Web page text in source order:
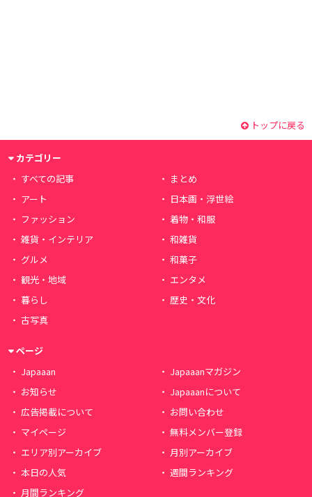
トップに戻る
カテゴリー
すべての記事
まとめ
アート
日本画・浮世絵
ファッション
着物・和服
雑貨・インテリア
和雑貨
グルメ
和菓子
観光・地域
エンタメ
暮らし
歴史・文化
古写真
ページ
Japaaan
Japaaanマガジン
お知らせ
Japaaanについて
広告掲載について
お問い合わせ
マイページ
無料メンバー登録
エリア別アーカイブ
月別アーカイブ
本日の人気
週間ランキング
月間ランキング